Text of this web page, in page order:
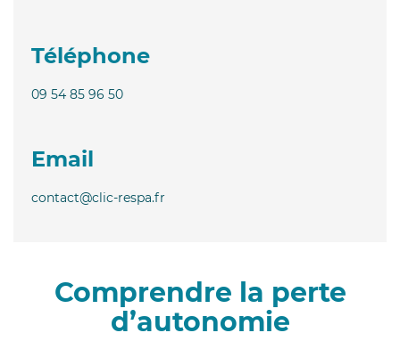
Téléphone
09 54 85 96 50
Email
contact@clic-respa.fr
Comprendre la perte
d’autonomie